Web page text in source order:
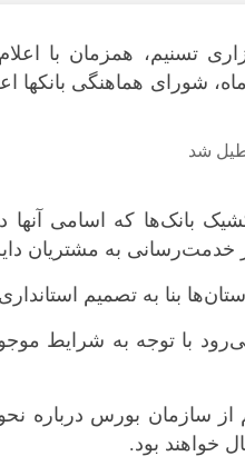
به کربلا
تسنیم، همزمان با
تهران در روز یکشنبه 25 آذرماه،
بانک‌ها که اسامی آنها
بنا به تصمیم
با توجه به شرایط
سازمان بورس درباره
خواهند بود.